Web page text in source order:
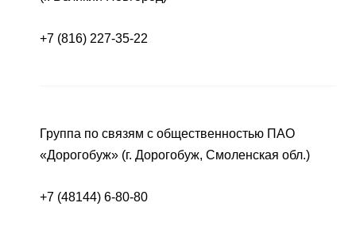
+7 (816) 227-35-22
Группа по связям с общественностью ПАО
«Дорогобуж» (г. Дорогобуж, Смоленская обл.)
+7 (48144) 6-80-80